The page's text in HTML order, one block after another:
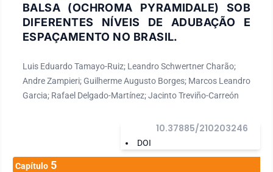
BALSA (OCHROMA PYRAMIDALE) SOB
DIFERENTES NÍVEIS DE ADUBAÇÃO E
ESPAÇAMENTO NO BRASIL.
Luis Eduardo Tamayo-Ruiz; Leandro Schwertner Charão;
Andre Zampieri; Guilherme Augusto Borges; Marcos Leandro
Garcia; Rafael Delgado-Martínez; Jacinto Treviño-Carreón
DOI
10.37885/210203246
Capítulo 5